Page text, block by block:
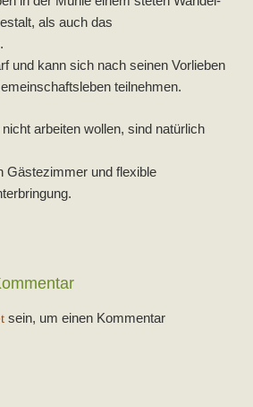
als auch das
und kann sich nach seinen Vorlieben
teilnehmen.
arbeiten wollen, sind natürlich
Gästezimmer und flexible
sein, um einen Kommentar